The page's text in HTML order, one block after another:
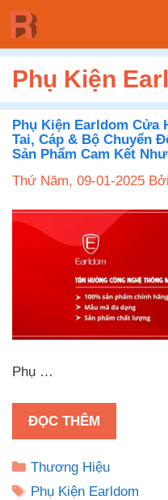
Chuyển
đến
nội
dungPhụ Kiện
Phụ Kiện Earldom Cửa
Tai, Cáp & Bộ Chuyển
Sản Phẩm Cam Kết
Thứ Năm, 09-01-2025 Bởi
Phụ …
ĐỌC THÊM
Danh
mục
Thương Hiệu
Thẻ
Phụ Kiện Earldom